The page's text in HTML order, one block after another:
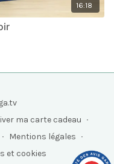
16:18
ma carte cadeau ∙
∙ Mentions légales ∙
et cookies